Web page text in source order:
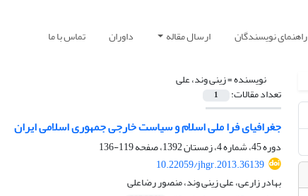
راهنمای نویسندگان ارسال مقاله داوران تماس با ما
نویسنده =زینی وند، علی
تعداد مقالات: 1
جغرافیای فرا ملی اسلام و سیاست خارجی جمهوری اسلامی ایران
دوره 45، شماره 4، زمستان 1392، صفحه
119-136
10.22059/jhgr.2013.36139
بهادر زارعی، علی زینی وند، منصور رضاعلی